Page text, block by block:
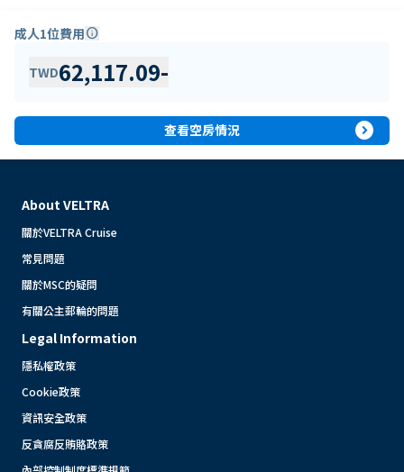
成人1位費用info
TWD62,117.09-
查看空房情況 expand_circle_right
About VELTRA
關於VELTRA Cruise
常見問題
關於MSC的疑問
有關公主郵輪的問題
Legal Information
隱私權政策
Cookie政策
資訊安全政策
反貪腐反賄賂政策